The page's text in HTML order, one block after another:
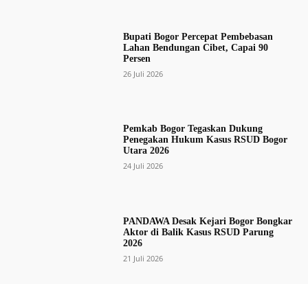
Bupati Bogor Percepat Pembebasan
Lahan Bendungan Cibet, Capai 90
Persen
26 Juli 2026
Pemkab Bogor Tegaskan Dukung
Penegakan Hukum Kasus RSUD Bogor
Utara 2026
24 Juli 2026
PANDAWA Desak Kejari Bogor Bongkar
Aktor di Balik Kasus RSUD Parung
2026
21 Juli 2026